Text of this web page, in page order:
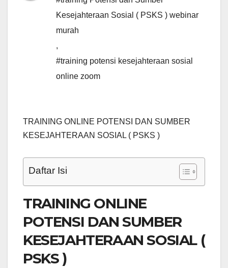
Kesejahteraan Sosial ( PSKS ) webinar
murah
,
#training potensi kesejahteraan sosial
online zoom
TRAINING ONLINE POTENSI DAN SUMBER
KESEJAHTERAAN SOSIAL ( PSKS )
Daftar Isi
TRAINING ONLINE
POTENSI DAN SUMBER
KESEJAHTERAAN SOSIAL (
PSKS )